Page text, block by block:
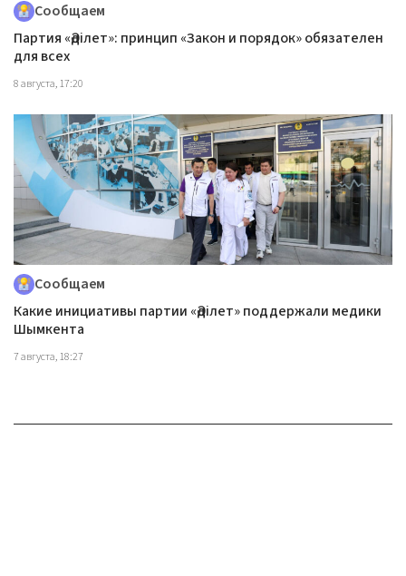
Сообщаем
Партия «Әділет»: принцип «Закон и порядок» обязателен
для всех
8 августа, 17:20
Сообщаем
Какие инициативы партии «Әділет» поддержали медики
Шымкента
7 августа, 18:27